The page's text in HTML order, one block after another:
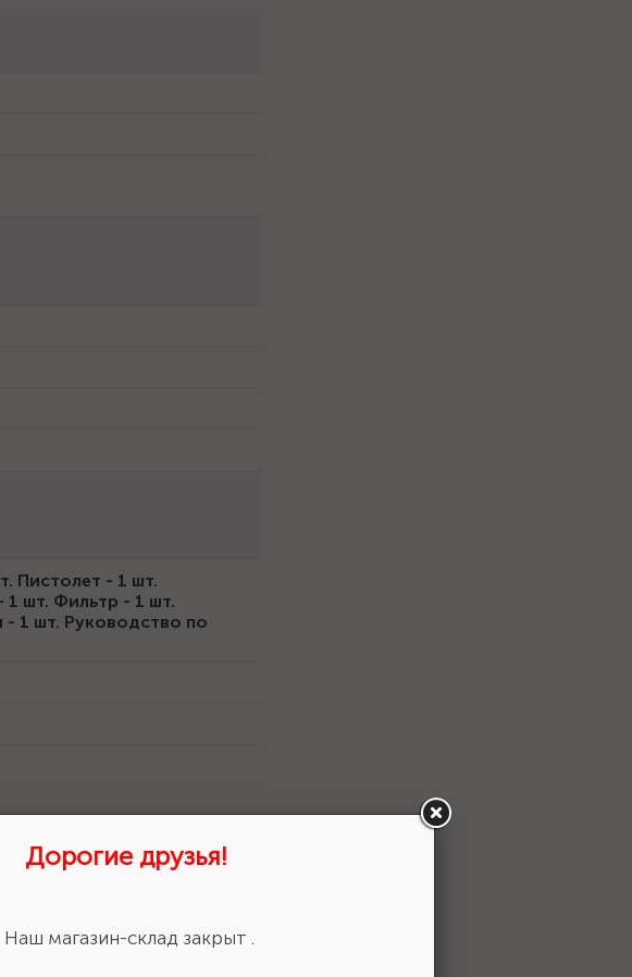
Пистолет - 1 шт.
1 шт. Фильтр - 1 шт.
- 1 шт. Руководство по
Дорогие друзья!
Наш магазин-склад закрыт .